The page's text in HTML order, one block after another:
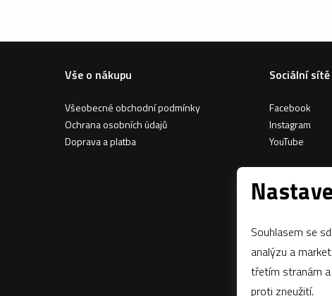
Vše o nákupu
Všeobecné obchodní podmínky
Ochrana osobních údajů
Doprava a platba
Sociální sítě
Facebook
Instagram
YouTube
Souhlasem se
analýzu a marketing
třetím stranám a
proti zneužití.